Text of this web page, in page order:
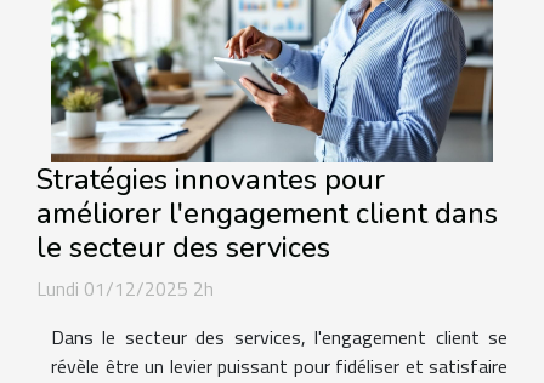
Stratégies innovantes pour
améliorer l'engagement client dans
le secteur des services
Lundi 01/12/2025 2h
Dans le secteur des services, l'engagement client se
révèle être un levier puissant pour fidéliser et satisfaire